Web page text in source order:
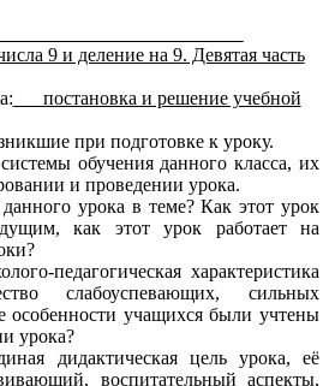
9 и деление на 9. Девятая часть
постановка и решение учебной
при подготовке к уроку.
обучения данного класса, их
и проведении урока.
урока в теме? Как этот урок
как этот урок работает на
педагогическая характеристика
слабоуспевающих, сильных
особенности учащихся были учтены
урока?
дидактическая цель урока, её
воспитательный аспекты,